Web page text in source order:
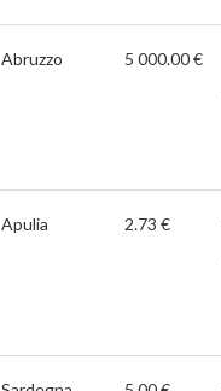
Abruzzo 5 000.00 €
Apulia 2.73 €